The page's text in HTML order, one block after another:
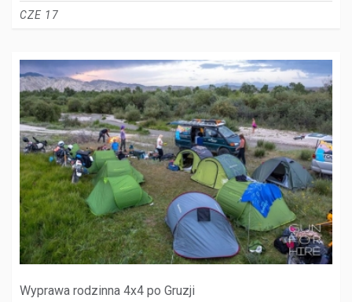
CZE 17
Wyprawa rodzinna 4x4 po Gruzji